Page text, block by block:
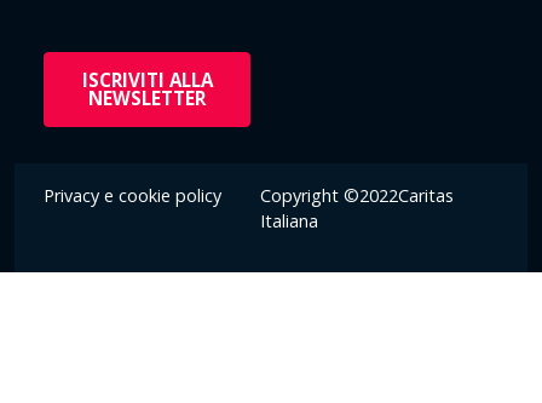
ISCRIVITI ALLA
NEWSLETTER
Privacy e cookie policy
Copyright ©2022Caritas
Italiana